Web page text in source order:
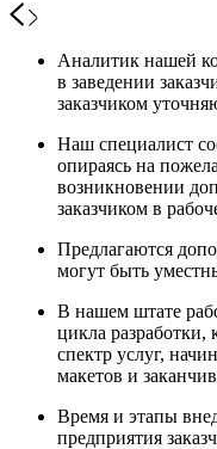
Аналитик нашей
в заведении
заказчиком
Наш специалист
опираясь на
возникновении
заказчиком в
Предлагаются
могут быть
В нашем штате
цикла разработки,
спектр услуг,
макетов и
Время и этапы
предприятия